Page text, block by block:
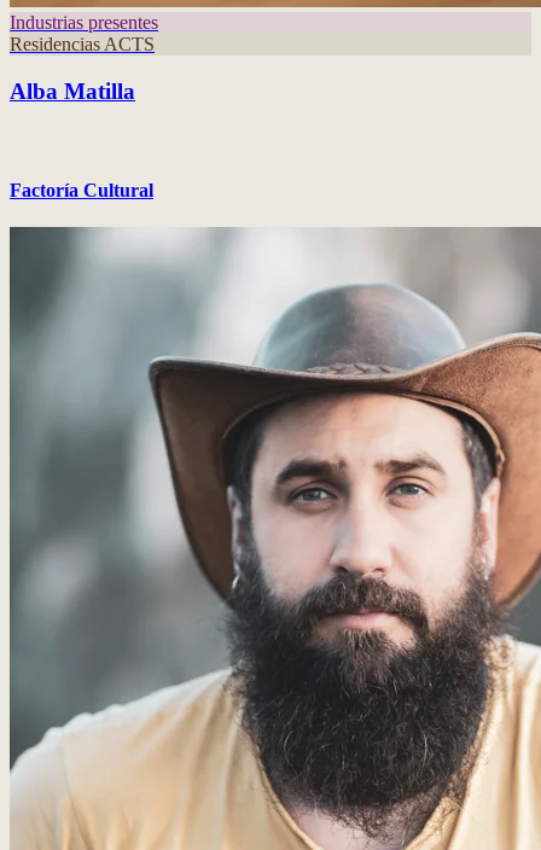
Industrias presentes
Residencias ACTS
Alba Matilla
Factoría Cultural